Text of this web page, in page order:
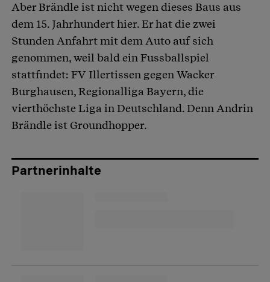
Aber Brändle ist nicht wegen dieses Baus aus
dem 15. Jahrhundert hier. Er hat die zwei
Stunden Anfahrt mit dem Auto auf sich
genommen, weil bald ein Fussballspiel
stattfindet: FV Illertissen gegen Wacker
Burghausen, Regionalliga Bayern, die
vierthöchste Liga in Deutschland. Denn Andrin
Brändle ist Groundhopper.
Partnerinhalte